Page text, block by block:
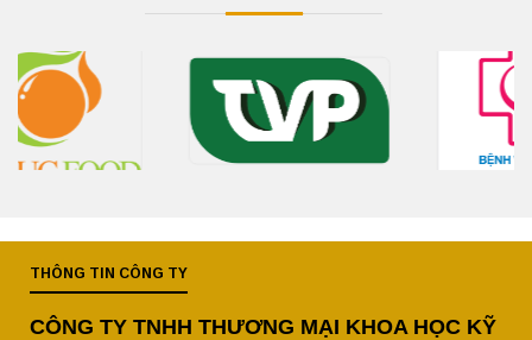
THÔNG TIN CÔNG TY
CÔNG TY TNHH THƯƠNG MẠI KHOA HỌC KỸ